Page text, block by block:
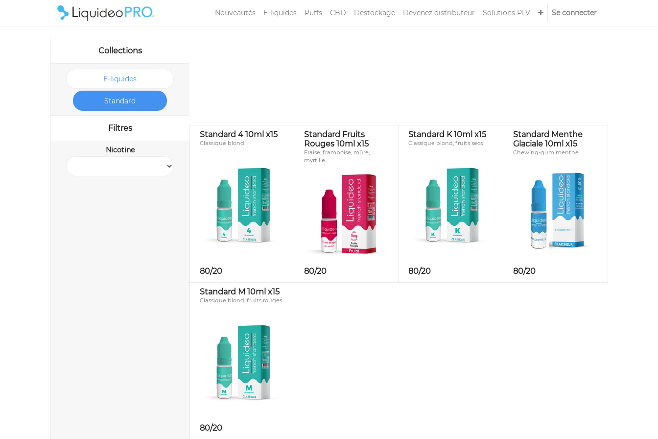
Nouveautés E-liquides Puffs CBD Destockage Devenez distributeur Solutions PLV Se connecter
Collections
E-liquides
Standard
Filtres
Nicotine
Standard 4 10ml x15
Classique blond
80/20
Standard Fruits
Rouges 10ml x15
Fraise, framboise, mûre,
myrtille
80/20
Standard K 10ml x15
Classique blond, fruits secs
80/20
Standard Menthe
Glaciale 10ml x15
Chewing-gum menthe
80/20
Standard M 10ml x15
Classique blond, fruits rouges
80/20